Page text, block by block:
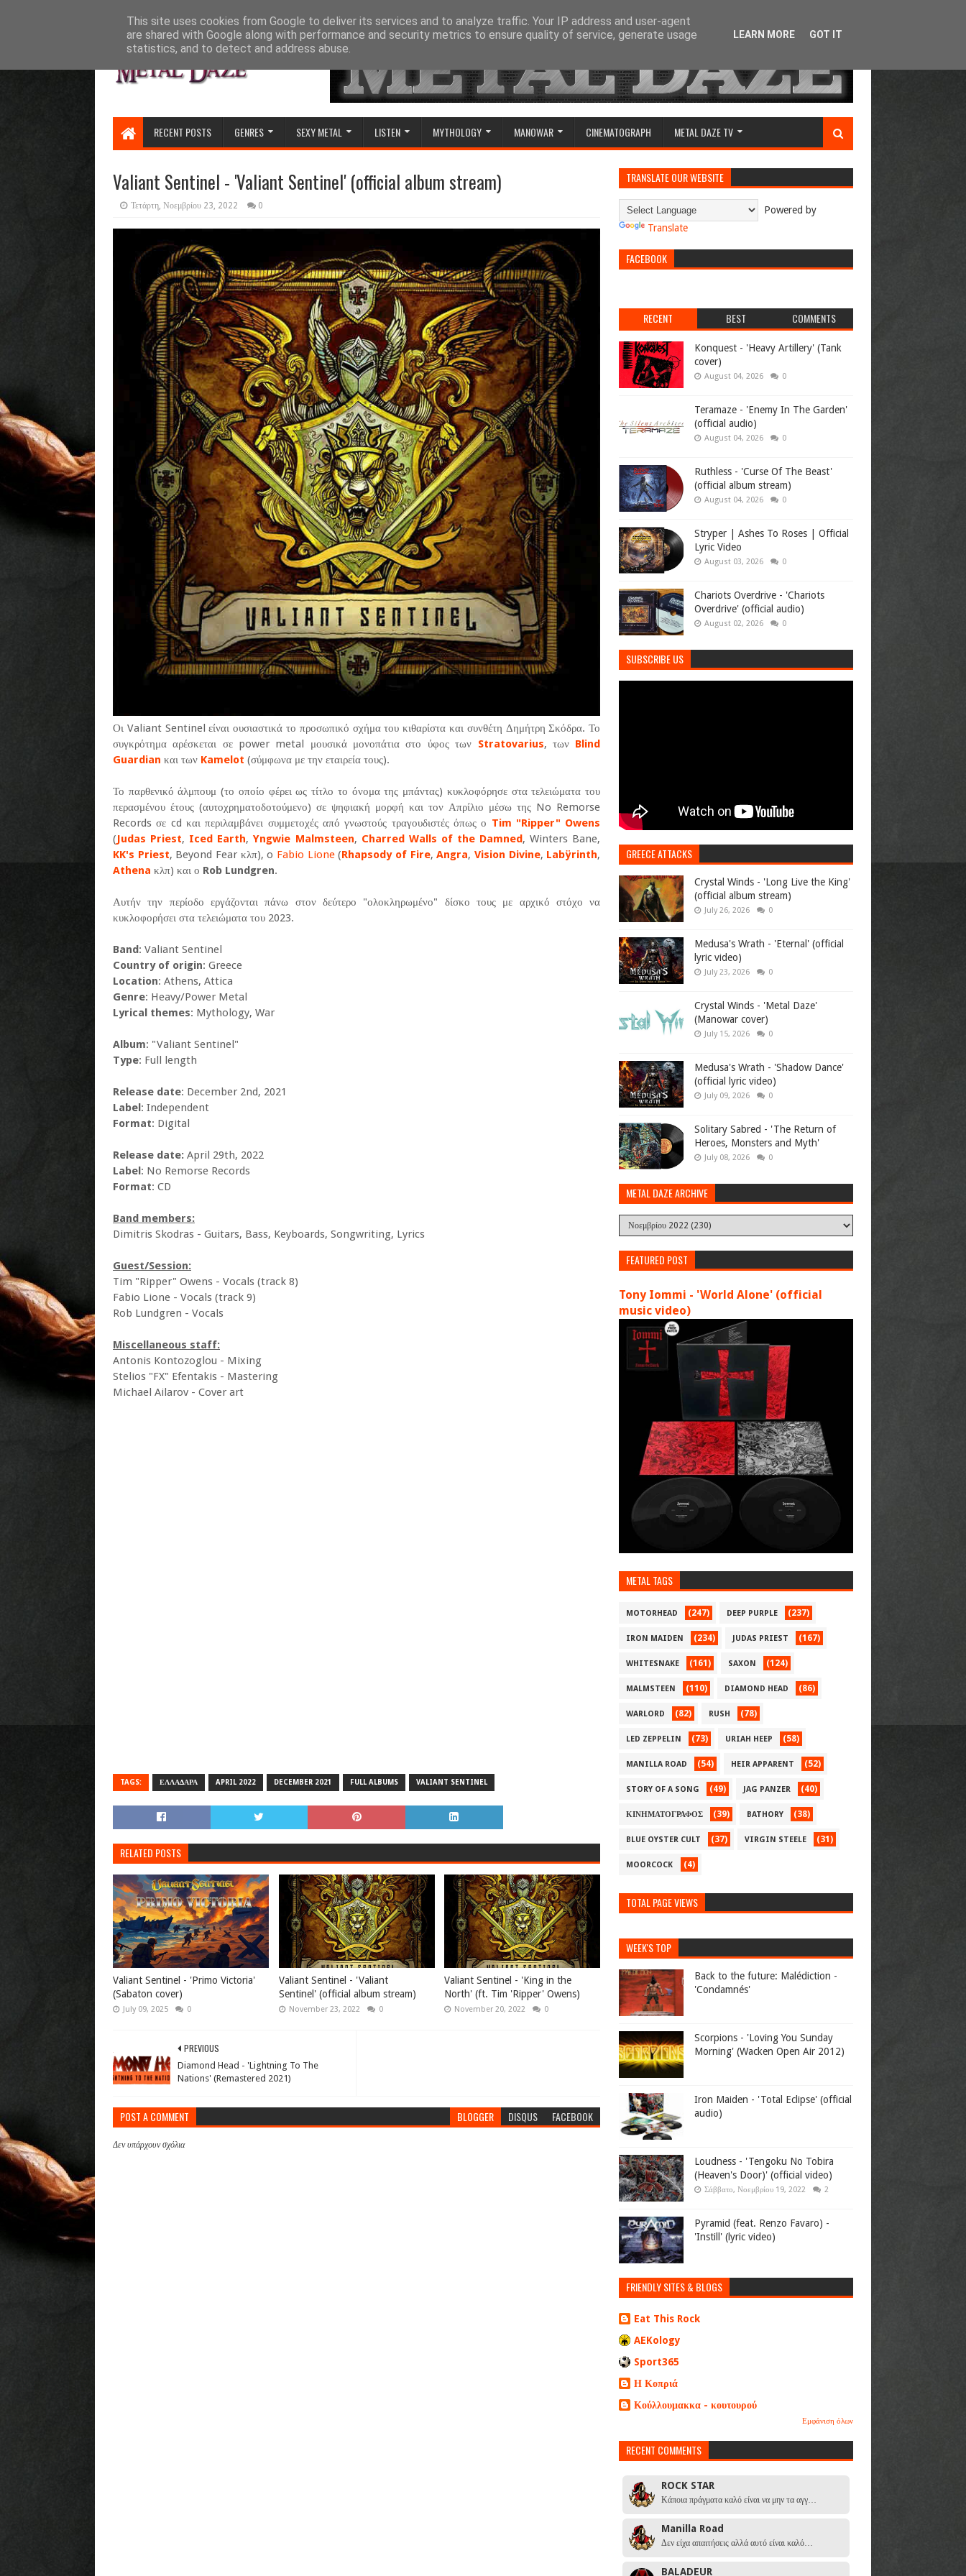
RECENT POSTS GENRES SEXY METAL LISTEN MYTHOLOGY MANOWAR CINEMATOGRAPH METAL DAZE TV
Valiant Sentinel - 'Valiant Sentinel' (official album stream)
Τετάρτη, Νοεμβρίου 23, 2022 0
Οι Valiant Sentinel είναι ουσιαστικά το προσωπικό σχήμα του κιθαρίστα και συνθέτη Δημήτρη Σκόδρα. Το
συγκρότημα αρέσκεται σε power metal μουσικά μονοπάτια στο ύφος των Stratovarius, των Blind
Guardian και των Kamelot (σύμφωνα με την εταιρεία τους).
Το παρθενικό άλμπουμ (το οποίο φέρει ως τίτλο το όνομα της μπάντας) κυκλοφόρησε στα τελειώματα του
περασμένου έτους (αυτοχρηματοδοτούμενο) σε ψηφιακή μορφή και τον Απρίλιο μέσω της No Remorse
Records σε cd και περιλαμβάνει συμμετοχές από γνωστούς τραγουδιστές όπως ο Tim "Ripper" Owens
(Judas Priest, Iced Earth,Yngwie Malmsteen, Charred Walls of the Damned, Winters Bane,
KK's Priest, Beyond Fear κλπ), o Fabio Lione(Rhapsody of Fire,Angra, Vision Divine, Labÿrinth,
Athena κλπ) και ο Rob Lundgren.
Αυτήν την περίοδο εργάζονται πάνω στον δεύτερο "ολοκληρωμένο" δίσκο τους με αρχικό στόχο να
κυκλοφορήσει στα τελειώματα του 2023.
Band: Valiant Sentinel
Country of origin: Greece
Location: Athens, Attica
Genre: Heavy/Power Metal
Lyrical themes: Mythology, War
Album: "Valiant Sentinel"
Type: Full length
Release date: December 2nd, 2021
Label: Independent
Format: Digital
Release date: April 29th, 2022
Label: No Remorse Records
Format: CD
Band members:
Dimitris Skodras - Guitars, Bass, Keyboards, Songwriting, Lyrics
Guest/Session:
Tim "Ripper" Owens - Vocals (track 8)
Fabio Lione - Vocals (track 9)
Rob Lundgren - Vocals
Miscellaneous staff:
Antonis Kontozoglou - Mixing
Stelios "FX" Efentakis - Mastering
Michael Ailarov - Cover art
TAGS: ΕΛΛΑΔΑΡΑ APRIL 2022 DECEMBER 2021 FULL ALBUMS VALIANT SENTINEL
RELATED POSTS
Valiant Sentinel - 'Primo Victoria'
(Sabaton cover)
July 09, 2025 0
Valiant Sentinel - 'Valiant
Sentinel' (official album stream)
November 23, 2022 0
Valiant Sentinel - 'King in the
North' (ft. Tim 'Ripper' Owens)
November 20, 2022 0
PREVIOUS
Diamond Head - 'Lightning To The
Nations' (Remastered 2021)
POST A COMMENT BLOGGER DISQUS FACEBOOK
Δεν υπάρχουν σχόλια
TRANSLATE OUR WEBSITE
Powered by
Translate
FACEBOOK
RECENT BEST COMMENTS
Konquest - 'Heavy Artillery' (Tank
cover)
August 04, 2026 0
Teramaze - 'Enemy In The Garden'
(official audio)
August 04, 2026 0
Ruthless - 'Curse Of The Beast'
(official album stream)
August 04, 2026 0
Stryper | Ashes To Roses | Official
Lyric Video
August 03, 2026 0
Chariots Overdrive - 'Chariots
Overdrive' (official audio)
August 02, 2026 0
SUBSCRIBE US
GREECE ATTACKS
Crystal Winds - 'Long Live the King'
(official album stream)
July 26, 2026 0
Medusa's Wrath - 'Eternal' (official
lyric video)
July 23, 2026 0
Crystal Winds - 'Metal Daze'
(Manowar cover)
July 15, 2026 0
Medusa's Wrath - 'Shadow Dance'
(official lyric video)
July 09, 2026 0
Solitary Sabred - 'The Return of
Heroes, Monsters and Myth'
July 08, 2026 0
METAL DAZE ARCHIVE
FEATURED POST
Tony Iommi - 'World Alone' (official
music video)
METAL TAGS
MOTORHEAD (247) DEEP PURPLE (237)
IRON MAIDEN (234) JUDAS PRIEST (167)
WHITESNAKE (161) SAXON (124)
MALMSTEEN (110) DIAMOND HEAD (86)
WARLORD (82) RUSH (78)
LED ZEPPELIN (73) URIAH HEEP (58)
MANILLA ROAD (54) HEIR APPARENT (52)
STORY OF A SONG (49) JAG PANZER (40)
ΚΙΝΗΜΑΤΟΓΡΑΦΟΣ (39) BATHORY (38)
BLUE OYSTER CULT (37) VIRGIN STEELE (31)
MOORCOCK (4)
TOTAL PAGE VIEWS
WEEK'S TOP
Back to the future: Malédiction -
'Condamnés'
Scorpions - 'Loving You Sunday
Morning' (Wacken Open Air 2012)
Iron Maiden - 'Total Eclipse' (official
audio)
Loudness - 'Tengoku No Tobira
(Heaven's Door)' (official video)
Σάββατο, Νοεμβρίου 19, 2022 2
Pyramid (feat. Renzo Favaro) -
'Instill' (lyric video)
FRIENDLY SITES & BLOGS
Eat This Rock
AEKology
Sport365
Η Κοπριά
Κούλλουμακκα - κουτουρού
Εμφάνιση όλων
RECENT COMMENTS
ROCK STAR
Κάποια πράγματα καλό είναι να μην τα αγγ…
Manilla Road
Δεν είχα απαιτήσεις αλλά αυτό είναι καλό…
BALADEUR
This site uses cookies from Google to deliver its services and to analyze traffic. Your IP address and user-agent
are shared with Google along with performance and security metrics to ensure quality of service, generate usage
statistics, and to detect and address abuse.
LEARN MORE GOT IT